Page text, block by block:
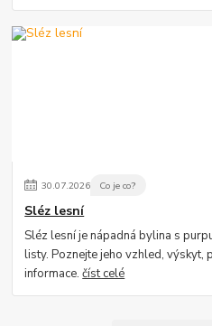
30.07.2026 Co je co?
Sléz lesní
Sléz lesní je nápadná bylina s
listy. Poznejte jeho vzhled, výskyt,
informace.číst celé